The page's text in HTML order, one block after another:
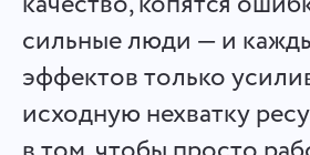
עברית
हिन्दी
Italiano
сильные люди — и
эффектов только
исходную нехватку
Отчеты
Распределяйте ресурсы с помощью
затраченном времени на каждый
Доска канбан